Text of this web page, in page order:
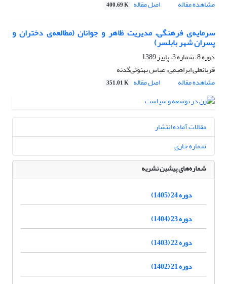
مشاهده مقاله
اصل مقاله 400.69 K
سرمایه‌ی فرهنگی، مدیریت ظاهر و جوانان (مطالعه‌ی دختران و
پسران شهر بابلسر)
دوره 8، شماره 3، پاییز 1389
قربانعلی ابراهیمی، عباس بهنوئی‌گدنه
مشاهده مقاله
اصل مقاله 351.01 K
مقالات آماده انتشار
شماره جاری
شماره‌های پیشین نشریه
دوره 24 (1405)
دوره 23 (1404)
دوره 22 (1403)
دوره 21 (1402)